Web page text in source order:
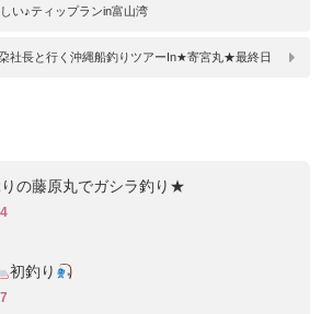
い♪ティップランin富山湾
社長と行く沖縄船釣りツアーIn★寄宮丸★最終日
の藤原丸でガシラ釣り★
初釣り